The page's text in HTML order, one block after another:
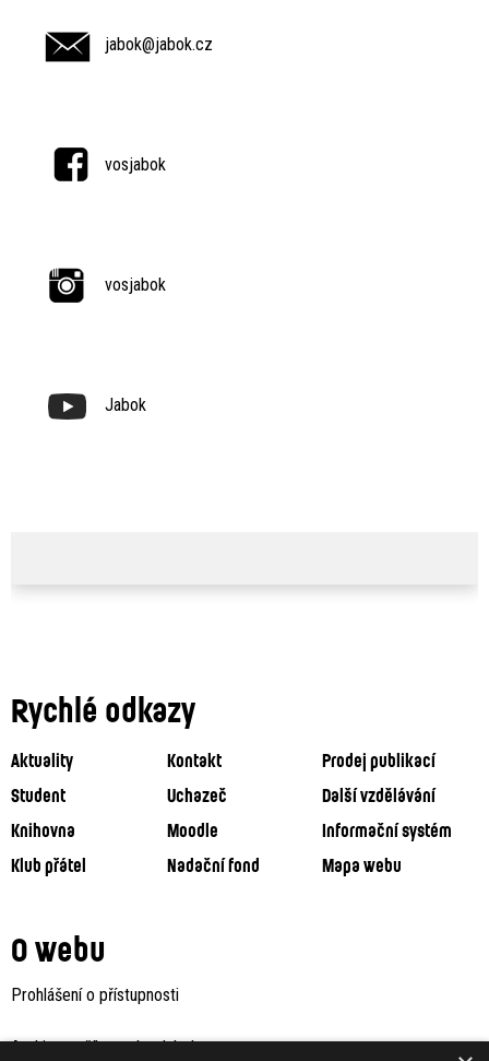
jabok@jabok.cz
vosjabok
vosjabok
Jabok
Rychlé odkazy
Aktuality Kontakt
Prodej publikací
Student
Uchazeč
Další vzdělávání
Knihovna
Moodle
Informační systém
Klub přátel
Nadační fond Mapa webu
O webu
Prohlášení o přístupnosti
Archiv staršího webu Jaboku